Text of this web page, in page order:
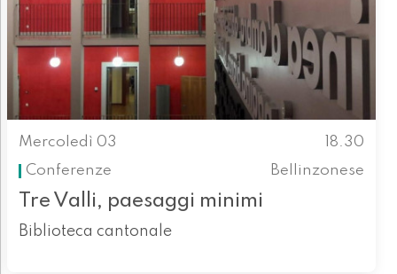
Mercoledì 03
18.30
Conferenze
Bellinzonese
Tre Valli, paesaggi minimi
Biblioteca cantonale